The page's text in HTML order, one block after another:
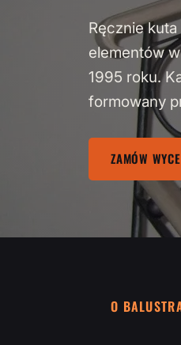
Ręcznie
elementów
1995 roku.
formowany
ZAMÓW
O